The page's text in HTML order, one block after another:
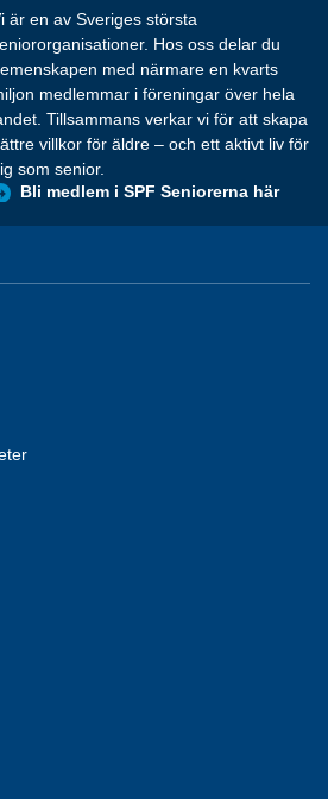
är en av Sveriges största
Hos oss delar du
med närmare en kvarts
medlemmar i föreningar över hela
Tillsammans verkar vi för att skapa
villkor för äldre – och ett aktivt liv för
som senior.
Bli medlem i SPF Seniorerna här